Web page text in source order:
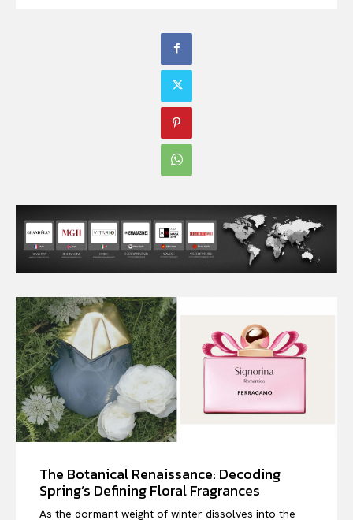
The Botanical Renaissance: Decoding
Spring’s Defining Floral Fragrances
As the dormant weight of winter dissolves into the